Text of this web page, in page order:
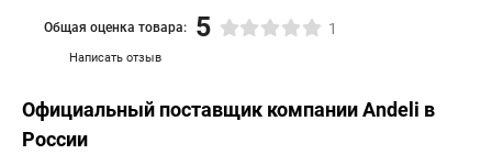
Написать отзыв
Общая оценка товара: 5 1
Официальный поставщик компанииAndeli в
России